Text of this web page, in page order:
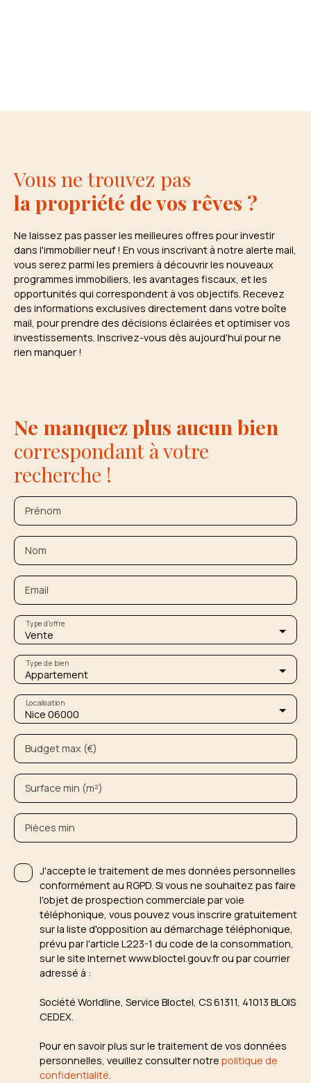
Vous ne trouvez pas
la propriété de vos rêves ?
Ne laissez pas passer les meilleures offres pour investir
dans l'immobilier neuf ! En vous inscrivant à notre alerte mail,
vous serez parmi les premiers à découvrir les nouveaux
programmes immobiliers, les avantages fiscaux, et les
opportunités qui correspondent à vos objectifs. Recevez
des informations exclusives directement dans votre boîte
mail, pour prendre des décisions éclairées et optimiser vos
investissements. Inscrivez-vous dès aujourd'hui pour ne
rien manquer !
Ne manquez plus aucun bien
correspondant à votre
recherche !
Prénom
Nom
Email
Vente
Type d'offre
Appartement
Type de bien
Nice 06000
Localisation
Budget max (€)
Surface min (m²)
Pièces min
J'accepte le traitement de mes données personnelles
conformément au RGPD. Si vous ne souhaitez pas faire
l'objet de prospection commerciale par voie
téléphonique, vous pouvez vous inscrire gratuitement
sur la liste d'opposition au démarchage téléphonique,
prévu par l'article L223-1 du code de la consommation,
sur le site Internet www.bloctel.gouv.fr ou par courrier
adressé à :
Société Worldline, Service Bloctel, CS 61311, 41013 BLOIS
CEDEX.
Pour en savoir plus sur le traitement de vos données
personnelles, veuillez consulter notre politique de
confidentialité.